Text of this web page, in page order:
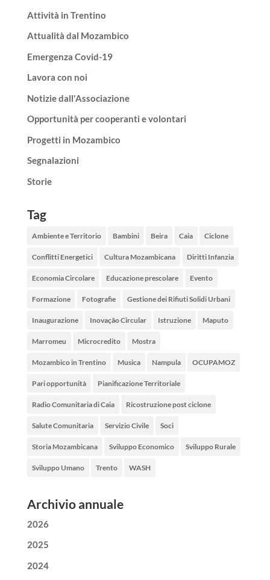
Attività in Trentino
Attualità dal Mozambico
Emergenza Covid-19
Lavora con noi
Notizie dall'Associazione
Opportunità per cooperanti e volontari
Progetti in Mozambico
Segnalazioni
Storie
Tag
Ambiente e Territorio Bambini Beira Caia Ciclone
Conflitti Energetici Cultura Mozambicana Diritti Infanzia
Economia Circolare Educazione prescolare Evento
Formazione Fotografie Gestione dei Rifiuti Solidi Urbani
Inaugurazione Inovação Circular Istruzione Maputo
Marromeu Microcredito Mostra
Mozambico in Trentino Musica Nampula OCUPAMOZ
Pari opportunità Pianificazione Territoriale
Radio Comunitaria di Caia Ricostruzione post ciclone
Salute Comunitaria Servizio Civile Soci
Storia Mozambicana Sviluppo Economico Sviluppo Rurale
Sviluppo Umano Trento WASH
Archivio annuale
2026
2025
2024